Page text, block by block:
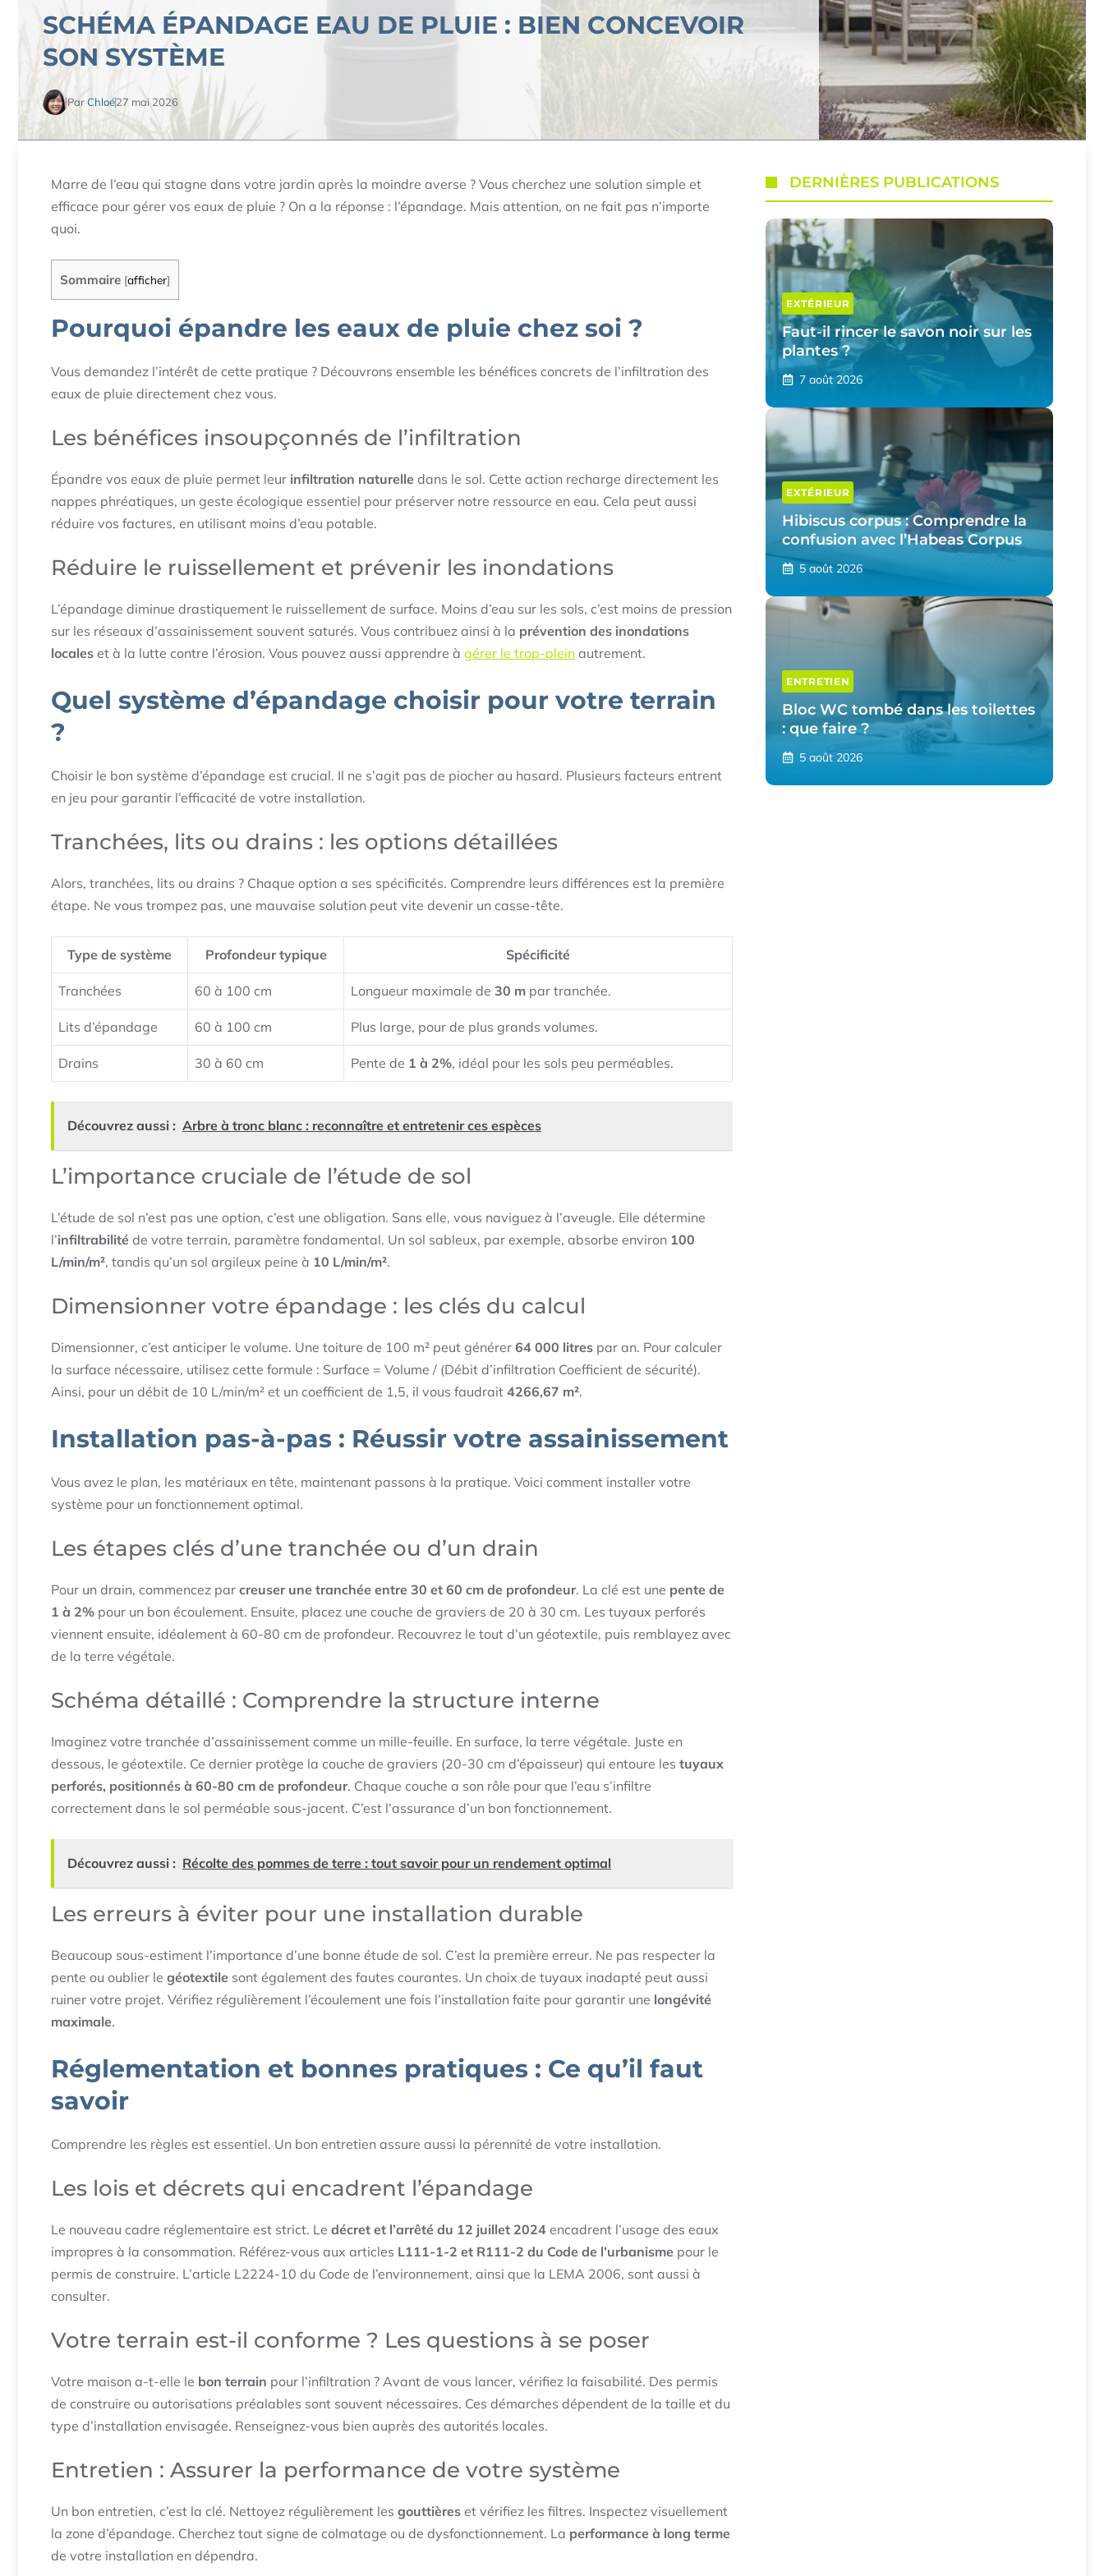
SCHÉMA ÉPANDAGE EAU DE PLUIE : BIEN CONCEVOIR
SON SYSTÈME
ParChloé27 mai 2026
Marre de l’eau qui stagne dans votre jardin après la moindre averse ? Vous cherchez une solution simple et
efficace pour gérer vos eaux de pluie ? On a la réponse : l’épandage. Mais attention, on ne fait pas n’importe
quoi.
Sommaire [afficher]
Pourquoi épandre les eaux de pluie chez soi ?
Vous demandez l’intérêt de cette pratique ? Découvrons ensemble les bénéfices concrets de l’infiltration des
eaux de pluie directement chez vous.
Les bénéfices insoupçonnés de l’infiltration
Épandre vos eaux de pluie permet leur infiltration naturelle dans le sol. Cette action recharge directement les
nappes phréatiques, un geste écologique essentiel pour préserver notre ressource en eau. Cela peut aussi
réduire vos factures, en utilisant moins d’eau potable.
Réduire le ruissellement et prévenir les inondations
L’épandage diminue drastiquement le ruissellement de surface. Moins d’eau sur les sols, c’est moins de pression
sur les réseaux d’assainissement souvent saturés. Vous contribuez ainsi à la prévention des inondations
locales et à la lutte contre l’érosion. Vous pouvez aussi apprendre à gérer le trop-plein autrement.
Quel système d’épandage choisir pour votre terrain
?
Choisir le bon système d’épandage est crucial. Il ne s’agit pas de piocher au hasard. Plusieurs facteurs entrent
en jeu pour garantir l’efficacité de votre installation.
Tranchées, lits ou drains : les options détaillées
Alors, tranchées, lits ou drains ? Chaque option a ses spécificités. Comprendre leurs différences est la première
étape. Ne vous trompez pas, une mauvaise solution peut vite devenir un casse-tête.
Type de système Profondeur typique Spécificité
Tranchées 60 à 100 cm Longueur maximale de 30 m par tranchée.
Lits d’épandage 60 à 100 cm Plus large, pour de plus grands volumes.
Drains 30 à 60 cm Pente de 1 à 2%, idéal pour les sols peu perméables.
Découvrez aussi : Arbre à tronc blanc : reconnaître et entretenir ces espèces
L’importance cruciale de l’étude de sol
L’étude de sol n’est pas une option, c’est une obligation. Sans elle, vous naviguez à l’aveugle. Elle détermine
l’infiltrabilité de votre terrain, paramètre fondamental. Un sol sableux, par exemple, absorbe environ 100
L/min/m², tandis qu’un sol argileux peine à 10 L/min/m².
Dimensionner votre épandage : les clés du calcul
Dimensionner, c’est anticiper le volume. Une toiture de 100 m² peut générer 64 000 litres par an. Pour calculer
la surface nécessaire, utilisez cette formule : Surface = Volume / (Débit d’infiltration Coefficient de sécurité).
Ainsi, pour un débit de 10 L/min/m² et un coefficient de 1,5, il vous faudrait 4266,67 m².
Installation pas-à-pas : Réussir votre assainissement
Vous avez le plan, les matériaux en tête, maintenant passons à la pratique. Voici comment installer votre
système pour un fonctionnement optimal.
Les étapes clés d’une tranchée ou d’un drain
Pour un drain, commencez par creuser une tranchée entre 30 et 60 cm de profondeur. La clé est une pente de
1 à 2% pour un bon écoulement. Ensuite, placez une couche de graviers de 20 à 30 cm. Les tuyaux perforés
viennent ensuite, idéalement à 60-80 cm de profondeur. Recouvrez le tout d’un géotextile, puis remblayez avec
de la terre végétale.
Schéma détaillé : Comprendre la structure interne
Imaginez votre tranchée d’assainissement comme un mille-feuille. En surface, la terre végétale. Juste en
dessous, le géotextile. Ce dernier protège la couche de graviers (20-30 cm d’épaisseur) qui entoure les tuyaux
perforés, positionnés à 60-80 cm de profondeur. Chaque couche a son rôle pour que l’eau s’infiltre
correctement dans le sol perméable sous-jacent. C’est l’assurance d’un bon fonctionnement.
Découvrez aussi : Récolte des pommes de terre : tout savoir pour un rendement optimal
Les erreurs à éviter pour une installation durable
Beaucoup sous-estiment l’importance d’une bonne étude de sol. C’est la première erreur. Ne pas respecter la
pente ou oublier le géotextile sont également des fautes courantes. Un choix de tuyaux inadapté peut aussi
ruiner votre projet. Vérifiez régulièrement l’écoulement une fois l’installation faite pour garantir une longévité
maximale.
Réglementation et bonnes pratiques : Ce qu’il faut
savoir
Comprendre les règles est essentiel. Un bon entretien assure aussi la pérennité de votre installation.
Les lois et décrets qui encadrent l’épandage
Le nouveau cadre réglementaire est strict. Le décret et l’arrêté du 12 juillet 2024 encadrent l’usage des eaux
impropres à la consommation. Référez-vous aux articles L111-1-2 et R111-2 du Code de l’urbanisme pour le
permis de construire. L’article L2224-10 du Code de l’environnement, ainsi que la LEMA 2006, sont aussi à
consulter.
Votre terrain est-il conforme ? Les questions à se poser
Votre maison a-t-elle le bon terrain pour l’infiltration ? Avant de vous lancer, vérifiez la faisabilité. Des permis
de construire ou autorisations préalables sont souvent nécessaires. Ces démarches dépendent de la taille et du
type d’installation envisagée. Renseignez-vous bien auprès des autorités locales.
Entretien : Assurer la performance de votre système
Un bon entretien, c’est la clé. Nettoyez régulièrement les gouttières et vérifiez les filtres. Inspectez visuellement
la zone d’épandage. Cherchez tout signe de colmatage ou de dysfonctionnement. La performance à long terme
de votre installation en dépendra.
DERNIÈRES PUBLICATIONS
EXTÉRIEUR
Faut-il rincer le savon noir sur les
plantes ?
7 août 2026
EXTÉRIEUR
Hibiscus corpus : Comprendre la
confusion avec l’Habeas Corpus
5 août 2026
ENTRETIEN
Bloc WC tombé dans les toilettes
: que faire ?
5 août 2026